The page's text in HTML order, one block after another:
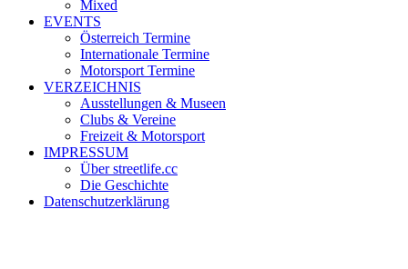
Mixed
EVENTS
Österreich Termine
Internationale Termine
Motorsport Termine
VERZEICHNIS
Ausstellungen & Museen
Clubs & Vereine
Freizeit & Motorsport
IMPRESSUM
Über streetlife.cc
Die Geschichte
Datenschutzerklärung